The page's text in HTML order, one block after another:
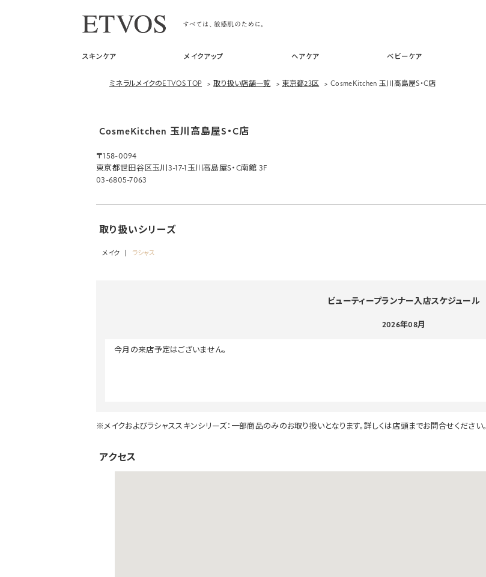
スキンケア メイクアップ ヘアケア ベビーケア
ミネラルメイクのETVOS TOP >取り扱い店舗一覧 > 東京都23区 >CosmeKitchen 玉川高島屋S・C店
CosmeKitchen 玉川高島屋S・C店
〒158-0094
東京都世田谷区玉川3-17-1玉川高島屋S・C南館 3F
03-6805-7063
取り扱いシリーズ
メイク ラシャス
ビューティープランナー入店スケジュール
2026年08月
今月の来店予定はございません。
※メイクおよびラシャススキンシリーズ：一部商品のみのお取り扱いとなります。詳しくは店頭までお問合せください。
アクセス